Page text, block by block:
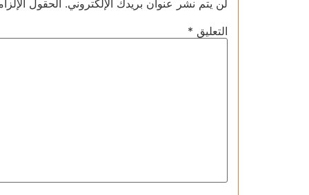
لن يتم نشر عنوان بريدك الإلكتروني. الحقول
التعليق *